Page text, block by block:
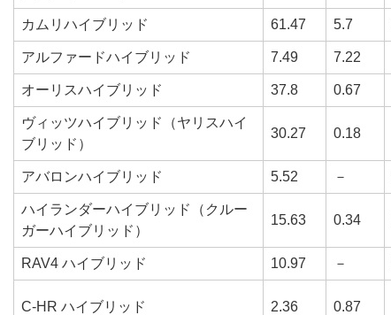
カムリハイブリッド 61.47 5.7
アルファードハイブリッド 7.49 7.22
オーリスハイブリッド 37.8 0.67
ヴィッツハイブリッド（ヤリスハイ
ブリッド）
30.27 0.18
アバロンハイブリッド 5.52 －
ハイランダーハイブリッド（クルー
ガーハイブリッド）
15.63 0.34
RAV4 ハイブリッド 10.97 －
C-HR ハイブリッド 2.36 0.87